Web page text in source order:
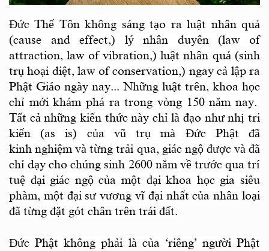
Đức Thế Tôn không sáng tạo ra luật nhân quả
(cause and effect,) lý nhân duyên (law of
attraction, law of vibration,) luật nhân quả (sinh
trụ hoại diệt, law of conservation,) ngay cả lập ra
Phật Giáo ngày nay... Những luật trên, khoa học
chỉ mới khám phá ra trong vòng 150 năm nay.
Tất cả những kiến thức này chỉ là đạo như nhị tri
kiến (as is) của vũ trụ mà Đức Phật đã
kinhnghiệm và từng trải qua, giác ngộ được và đã
chỉ dạy cho chúng sinh 2600 năm về trước qua trí
tuệ đại giác ngộ của một đại khoa học gia siêu
phàm, một đại sư vương vĩ đại nhất của nhân loại
đã từng đặt gót chân trên trái đất.
Ðức Phật không phải là của ‘riêng’ người Phật